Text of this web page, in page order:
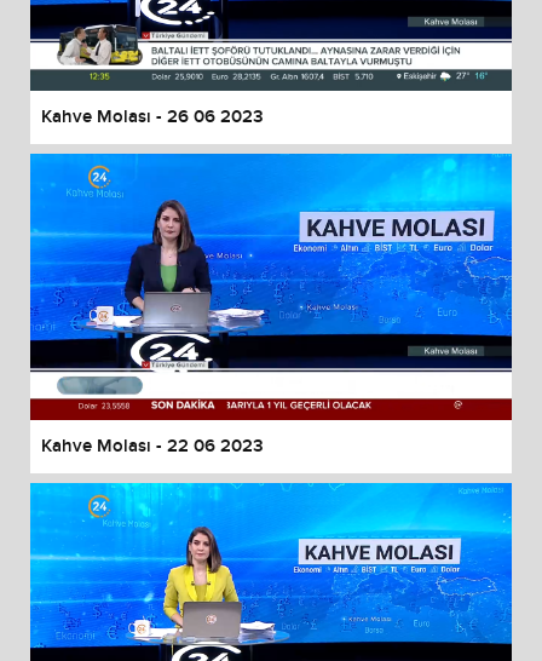
Kahve Molası - 26 06 2023
Kahve Molası - 22 06 2023